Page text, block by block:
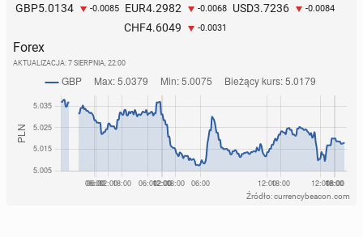
GBP5.0134 -0.0085 EUR4.2982 -0.0068 USD3.7236 -0.0084
CHF4.6049 -0.0031
Forex
AKTUALIZACJA: 7 SIERPNIA, 22:00
Źródło: currencybeacon.com